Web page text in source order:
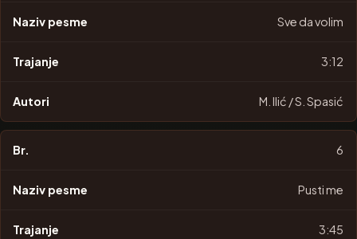
Sve da volim
3:12
M. Ilić / S. Spasić
6
Pusti me
3:45